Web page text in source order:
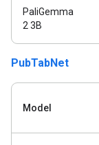
PaliGemma
2 3B
PubTabNet
Model